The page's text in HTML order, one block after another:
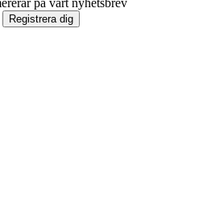
på vårt nyhetsbrev
Registrera dig